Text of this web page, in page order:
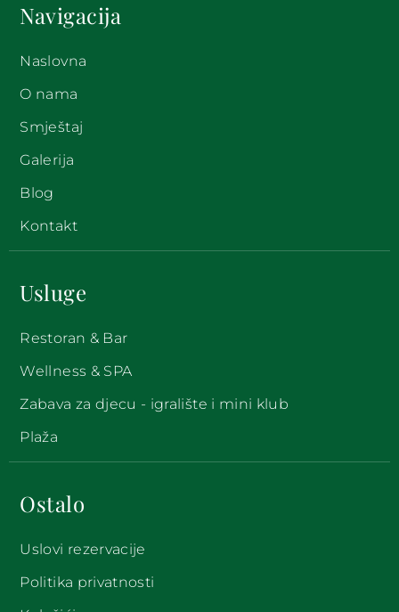
Navigacija
Naslovna
O nama
Smještaj
Galerija
Blog
Kontakt
Usluge
Restoran & Bar
Wellness & SPA
Zabava za djecu - igralište i mini klub
Plaža
Ostalo
Uslovi rezervacije
Politika privatnosti